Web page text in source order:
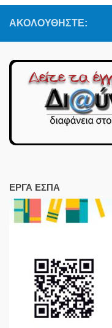
ΑΚΟΛΟΥΘΉΣΤΕ:
ΕΡΓΑ ΕΣΠΑ